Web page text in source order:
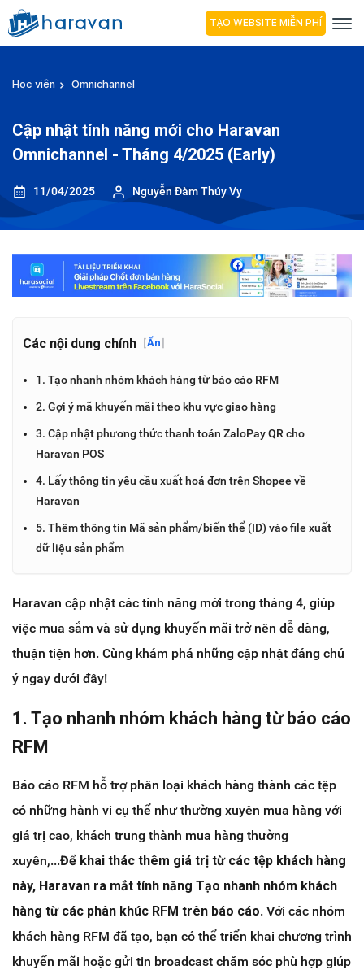
TẠO WEBSITE MIỄN PHÍ
Học viện Omnichannel
Cập nhật tính năng mới cho Haravan
Omnichannel - Tháng 4/2025 (Early)
11/04/2025 Nguyễn Đàm Thúy Vy
Các nội dung chính [Ẩn]
1. Tạo nhanh nhóm khách hàng từ báo cáo RFM
2. Gợi ý mã khuyến mãi theo khu vực giao hàng
3. Cập nhật phương thức thanh toán ZaloPay QR cho
Haravan POS
4. Lấy thông tin yêu cầu xuất hoá đơn trên Shopee về
Haravan
5. Thêm thông tin Mã sản phẩm/biến thể (ID) vào file xuất
dữ liệu sản phẩm
Haravan cập nhật các tính năng mới trong tháng 4, giúp
việc mua sắm và sử dụng khuyến mãi trở nên dễ dàng,
thuận tiện hơn. Cùng khám phá những cập nhật đáng chú
ý ngay dưới đây!
1. Tạo nhanh nhóm khách hàng từ báo cáo
RFM
Báo cáo RFM hỗ trợ phân loại khách hàng thành các tệp
có những hành vi cụ thể như thường xuyên mua hàng với
giá trị cao, khách trung thành mua hàng thường
xuyên,...Để khai thác thêm giá trị từ các tệp khách hàng
này, Haravan ra mắt tính năng Tạo nhanh nhóm khách
hàng từ các phân khúc RFM trên báo cáo. Với các nhóm
khách hàng RFM đã tạo, bạn có thể triển khai chương trình
khuyến mãi hoặc gửi tin broadcast chăm sóc phù hợp giúp